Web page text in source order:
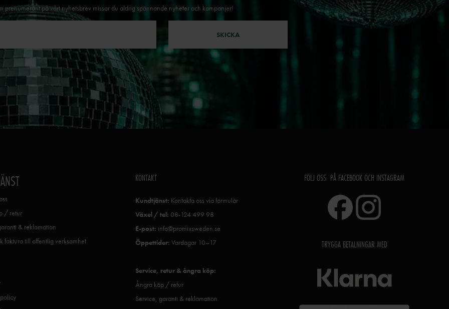
prenumerant på vårt nyhetsbrev missar du aldrig spännande nyheter och kampanjer!
SKICKA
/ retur
& reklamation
faktura till offentlig verksamhet
KONTAKT
Kundtjänst: Kontakta oss via formulär
Växel / tel: 08-124 499 98
E-post: info@promixsweden.se
Öppettider: Vardagar 10–17
Service, retur & ångra köp:
Ångra köp / retur
Service, garanti & reklamation
FÖLJ OSS PÅ FACEBOOK OCH INSTAGRAM
TRYGGA BETALNINGAR MED